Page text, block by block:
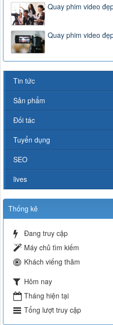
Quay phim video
Quay phim video
Tin tức
Sản phẩm
Đối tác
Tuyển dụng
SEO
lives
Thống kê
Đang truy cập
Máy chủ tìm kiếm
Khách viếng thăm
Hôm nay
Tháng hiện tại
Tổng lượt truy cập